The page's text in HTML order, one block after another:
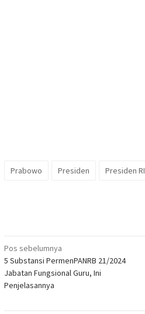
Prabowo Presiden Presiden RI
Navigasi
pos
Pos sebelumnya
5 Substansi PermenPANRB 21/2024
Jabatan Fungsional Guru, Ini
Penjelasannya